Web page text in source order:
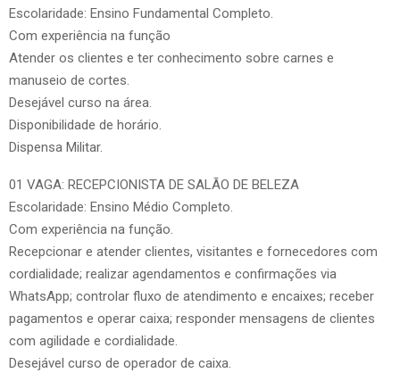
Escolaridade: Ensino Fundamental Completo.
Com experiência na função
Atender os clientes e ter conhecimento sobre carnes e
manuseio de cortes.
Desejável curso na área.
Disponibilidade de horário.
Dispensa Militar.
01 VAGA: RECEPCIONISTA DE SALÃO DE BELEZA
Escolaridade: Ensino Médio Completo.
Com experiência na função.
Recepcionar e atender clientes, visitantes e fornecedores com
cordialidade; realizar agendamentos e confirmações via
WhatsApp; controlar fluxo de atendimento e encaixes; receber
pagamentos e operar caixa; responder mensagens de clientes
com agilidade e cordialidade.
Desejável curso de operador de caixa.